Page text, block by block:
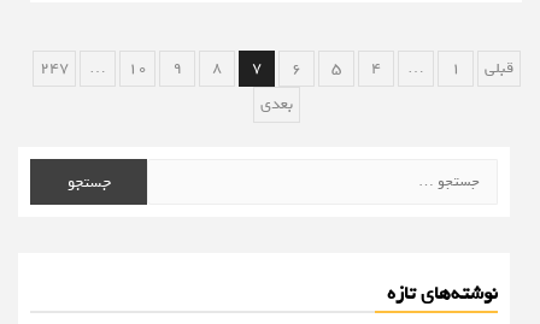
صفحه‌بندی
قبلی 1
…
4
5
6
7
8
9
10
…
247
بعدی
برای:
نوشته‌های تازه